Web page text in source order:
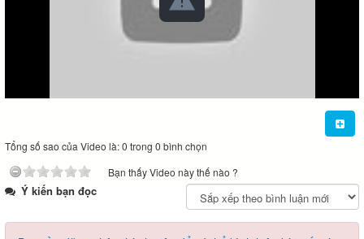
Tổng số sao của Video là: 0 trong 0 bình chọn
Bạn thấy Video này thế nào ?
Ý kiến bạn đọc